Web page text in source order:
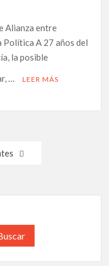
Alianza entre
A 27 años del
la posible
…
LEER MÁS